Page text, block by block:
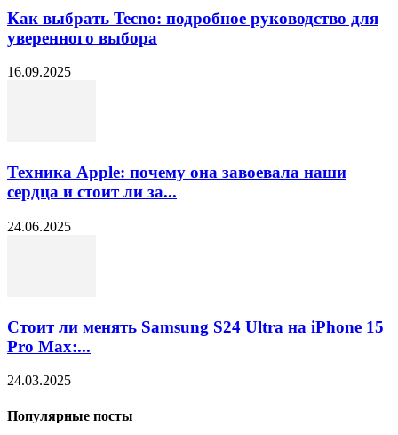
Как выбрать Tecno: подробное руководство для
уверенного выбора
16.09.2025
Техника Apple: почему она завоевала наши
сердца и стоит ли за...
24.06.2025
Стоит ли менять Samsung S24 Ultra на iPhone 15
Pro Max:...
24.03.2025
Популярные посты